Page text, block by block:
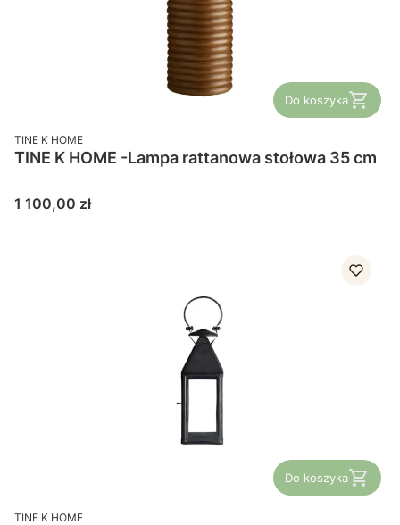
Do koszyka
PRODUCENT
TINE K HOME
TINE K HOME -Lampa rattanowa stołowa 35 cm
Cena
1 100,00 zł
Do koszyka
PRODUCENT
TINE K HOME